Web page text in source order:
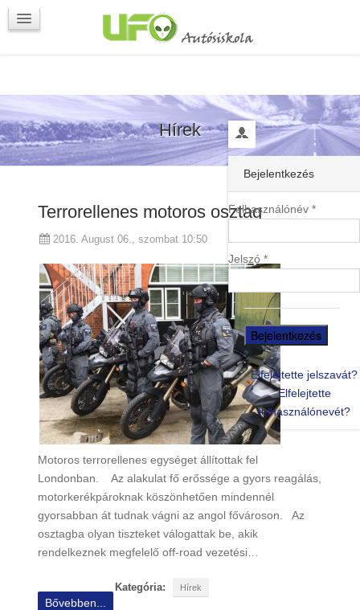
Programok
Bejelentkezés
Felhasználónév *
Jelszó *
Elfelejtette jelszavát?
Elfelejtette
felhasználónevét?
Hírek
Terrorellenes motoros osztag
2016. August 06., szombat 10:50
Motoros terrorellenes egységet állítottak fel
Londonban. Az alakulat fő erőssége a gyors reagálás,
motorkerékpároknak köszönhetően mindennél
gyorsabban át tudnak vágni az angol fővároson. Az
osztagba olyan tiszteket válogattak be, akik
rendelkeznek megfelelő off-road vezetési…
Kategória: Hírek
Bővebben...